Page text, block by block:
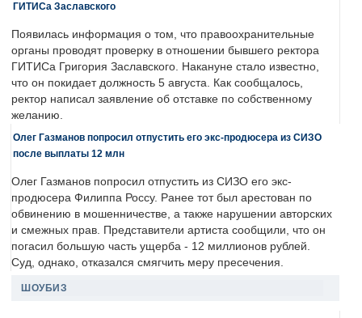
ГИТИСа Заславского
Появилась информация о том, что правоохранительные
органы проводят проверку в отношении бывшего ректора
ГИТИСа Григория Заславского. Накануне стало известно,
что он покидает должность 5 августа. Как сообщалось,
ректор написал заявление об отставке по собственному
желанию.
Олег Газманов попросил отпустить его экс-продюсера из СИЗО
после выплаты 12 млн
Олег Газманов попросил отпустить из СИЗО его экс-
продюсера Филиппа Россу. Ранее тот был арестован по
обвинению в мошенничестве, а также нарушении авторских
и смежных прав. Представители артиста сообщили, что он
погасил большую часть ущерба - 12 миллионов рублей.
Суд, однако, отказался смягчить меру пресечения.
ШОУБИЗ